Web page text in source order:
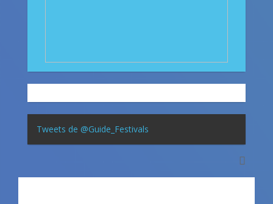
Tweets de @Guide_Festivals